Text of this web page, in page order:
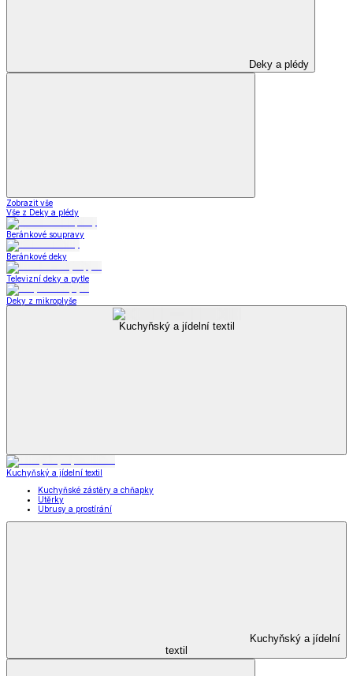
Deky a plédy
Zobrazit vše
Vše z Deky a plédy
Beránkové soupravy
Beránkové deky
Televizní deky a pytle
Deky z mikroplyše
Kuchyňský a jídelní textil
Kuchyňský a jídelní textil
Kuchyňské zástěry a chňapky
Utěrky
Ubrusy a prostírání
Kuchyňský a jídelní
textil